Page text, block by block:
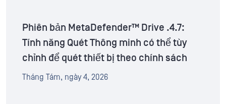
Phiên bản MetaDefender™ Drive .4.7:
Tính năng Quét Thông minh có thể tùy
chỉnh để quét thiết bị theo chính sách
Tháng Tám, ngày 4, 2026